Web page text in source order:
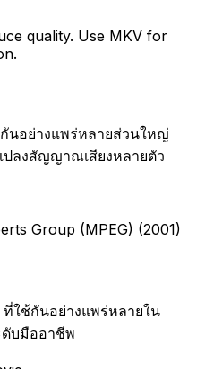
quality. Use MKV for
นอย่างแพร่หลายส่วนใหญ่
ปลงสัญญาณเสียงหลายตัว
Group (MPEG) (2001)
ใช้กันอย่างแพร่หลายใน
ดับมืออาชีพ